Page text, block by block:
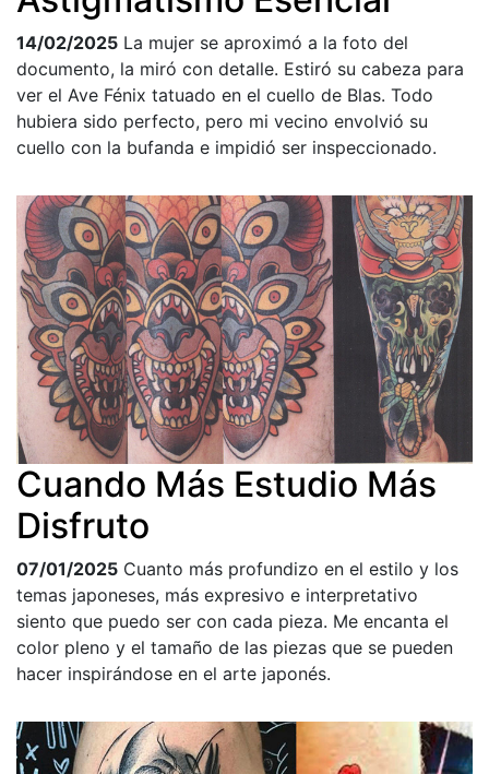
14/02/2025 La mujer se aproximó a la foto del
documento, la miró con detalle. Estiró su cabeza para
ver el Ave Fénix tatuado en el cuello de Blas. Todo
hubiera sido perfecto, pero mi vecino envolvió su
cuello con la bufanda e impidió ser inspeccionado.
Cuando Más Estudio Más
Disfruto
07/01/2025 Cuanto más profundizo en el estilo y los
temas japoneses, más expresivo e interpretativo
siento que puedo ser con cada pieza. Me encanta el
color pleno y el tamaño de las piezas que se pueden
hacer inspirándose en el arte japonés.